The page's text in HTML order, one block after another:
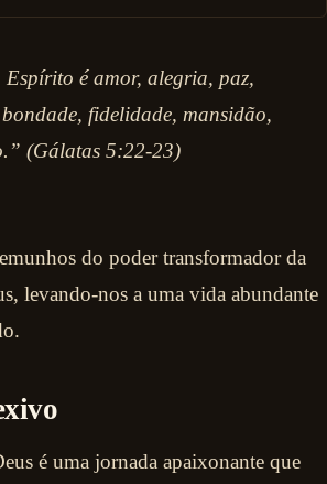
é amor, alegria, paz,
fidelidade, mansidão,
(Gálatas 5:22-23)
do poder transformador da
levando-nos a uma vida abundante
é uma jornada apaixonante que